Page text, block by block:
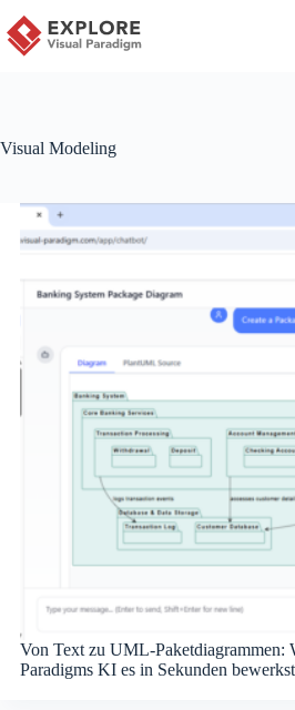
Visual Modeling
Von Text zu UML-Paketdiagrammen:
Paradigms KI es in Sekunden